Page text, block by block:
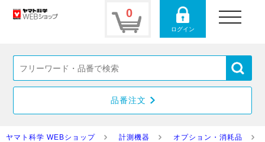
0
ログイン
toggle
navigation
品番注文
ヤマト科学 WEBショップ 計測機器 オプション・消耗品